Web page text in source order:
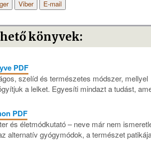
Viber E-mail
könyvek:
PDF
szelíd és természetes módszer, mellyel
a lelket. Egyesíti mindazt a tudást,
PDF
és életmódkutató – neve már nem
alternatív gyógymódok, a természet